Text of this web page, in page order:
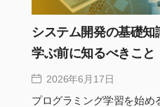
システム開発の基礎
学ぶ前に知るべきこと
2026年6月17日
プログラミング学習を始め